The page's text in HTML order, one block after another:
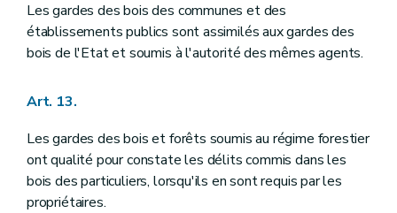
Les gardes des bois des communes et des
établissements publics sont assimilés aux gardes des
bois de l'Etat et soumis à l'autorité des mêmes agents.
Art. 13.
Les gardes des bois et forêts soumis au régime forestier
ont qualité pour constate les délits commis dans les
bois des particuliers, lorsqu'ils en sont requis par les
propriétaires.